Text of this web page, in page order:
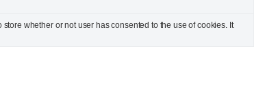
whether or not user has consented to the use of cookies. It